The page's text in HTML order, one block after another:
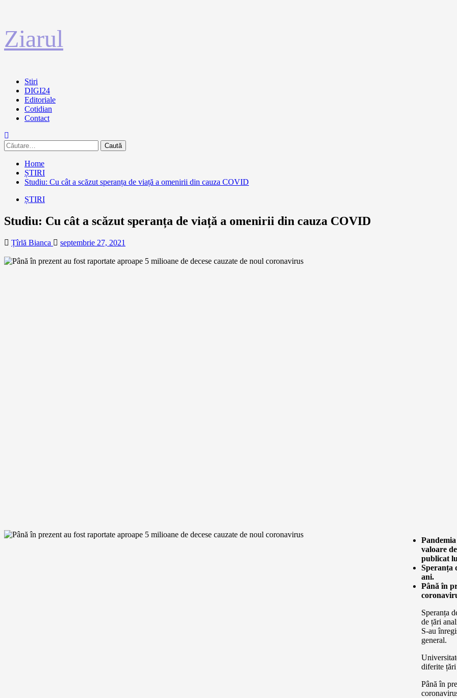
la
conținut
Ziarul
Primary
Menu
Stiri
DIGI24
Editoriale
Cotidian
Contact
Caută
după:
Home
ȘTIRI
Studiu: Cu cât a scăzut speranța de viață a omenirii din cauza COVID
ȘTIRI
Studiu: Cu cât a scăzut speranța de viață a omenirii din cauza COVID
Țîrlă Bianca septembrie 27, 2021
valoare
publicat
Speranța
ani.
Până în
Speranța
de țări
S-au
general.
diferite
Până în